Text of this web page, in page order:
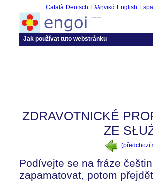
Català Deutsch Ελληνικά English
----
Jak používat tuto webstránku
ZDRAVOTNICKÉ
ZE
(předchozí
Podívejte se na fráze
zapamatovat, potom